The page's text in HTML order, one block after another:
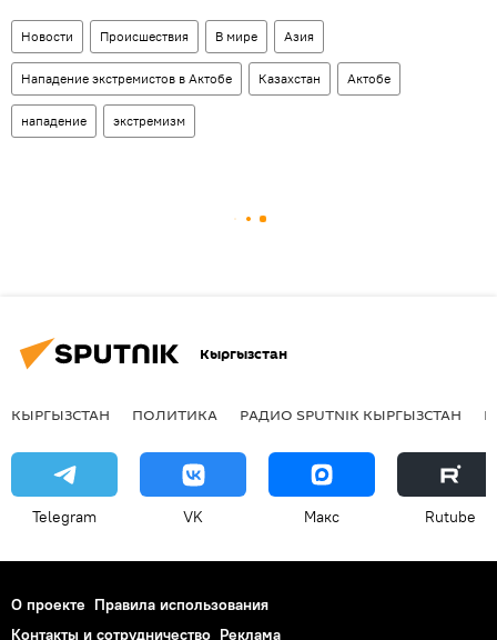
Новости Происшествия В мире Азия
Нападение экстремистов в Актобе Казахстан Актобе
нападение экстремизм
Кыргызстан
КЫРГЫЗСТАН ПОЛИТИКА РАДИО SPUTNIK КЫРГЫЗСТАН
Telegram VK Макс Rutube
О проекте Правила использования
Контакты и сотрудничество Реклама